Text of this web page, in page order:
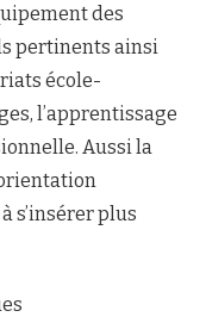
des
pertinents ainsi
école-
l’apprentissage
Aussi la
s’insérer plus